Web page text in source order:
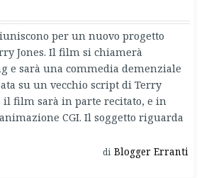
per un nuovo progetto
Jones. Il film si chiamerà
e sarà una commedia demenziale
su un vecchio script di Terry
il film sarà in parte recitato, e in
CGI. Il soggetto riguarda
di Blogger Erranti